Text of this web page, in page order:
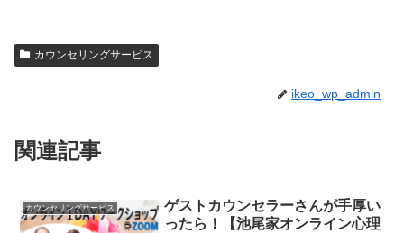
カウンセリングサービス
ikeo_wp_admin
関連記事
カウンセリングサービス
ゲストカウンセラーさんが手厚い
ったら！【池尾家オンライン心理